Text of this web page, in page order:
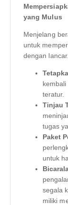
yang Mulus
Menjelang
untuk
dengan lancar.
teratur.
Tinjau
tugas
Paket
untuk
segala
miliki